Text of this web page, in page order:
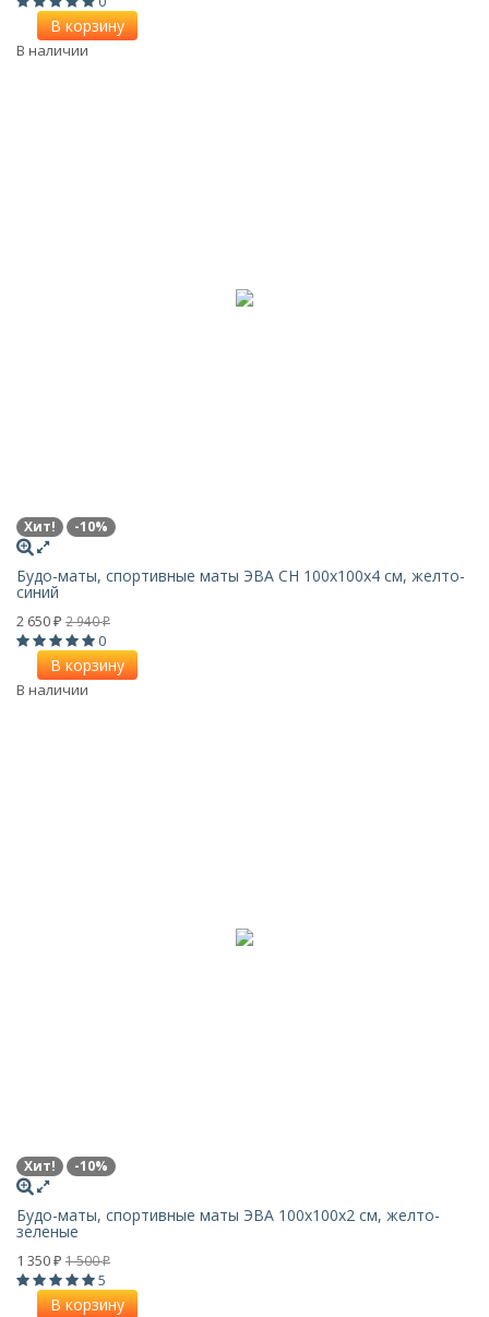
В корзину
В наличии
Хит! -10%
Будо-маты, спортивные маты ЭВА CH 100х100x4 см, желто-
синий
2 650 ₽ 2 940₽
0
В корзину
В наличии
Хит! -10%
Будо-маты, спортивные маты ЭВА 100х100x2 см, желто-
зеленые
1 350 ₽ 1 500₽
5
В корзину